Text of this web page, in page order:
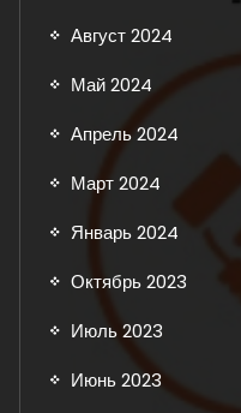
Август 2024
Май 2024
Апрель 2024
Март 2024
Январь 2024
Октябрь 2023
Июль 2023
Июнь 2023